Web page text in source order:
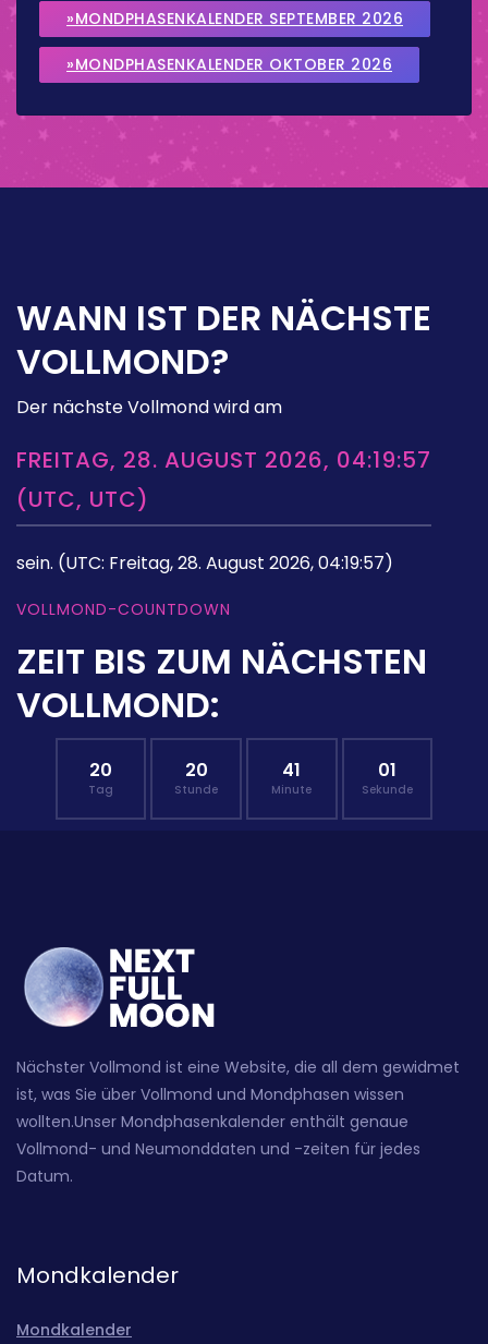
»MONDPHASENKALENDER SEPTEMBER 2026
»MONDPHASENKALENDER OKTOBER 2026
WANN IST DER NÄCHSTE
VOLLMOND?
Der nächste Vollmond wird am
FREITAG, 28. AUGUST 2026, 04:19:57
(UTC, UTC)
sein. (UTC: Freitag, 28. August 2026, 04:19:57)
VOLLMOND-COUNTDOWN
ZEIT BIS ZUM NÄCHSTEN
VOLLMOND:
20
Tag
20
Stunde
41
Minute
00
Sekunde
Nächster Vollmond ist eine Website, die all dem gewidmet
ist, was Sie über Vollmond und Mondphasen wissen
wollten.Unser Mondphasenkalender enthält genaue
Vollmond- und Neumonddaten und -zeiten für jedes
Datum.
Mondkalender
Mondkalender